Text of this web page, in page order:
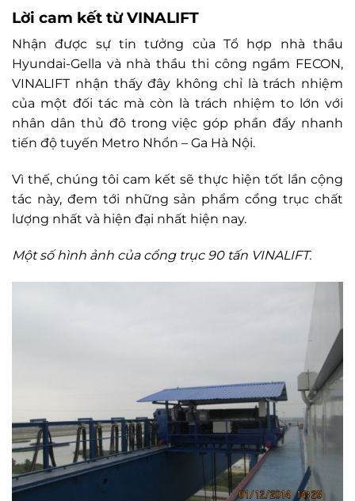
Lời cam kết từ VINALIFT
Nhận được sự tin tưởng của Tổ hợp nhà thầu
Hyundai-Gella và nhà thầu thi công ngầm FECON,
VINALIFT nhận thấy đây không chỉ là trách nhiệm
của một đối tác mà còn là trách nhiệm to lớn với
nhân dân thủ đô trong việc góp phần đẩy nhanh
tiến độ tuyến Metro Nhổn – Ga Hà Nội.
Vì thế, chúng tôi cam kết sẽ thực hiện tốt lần cộng
tác này, đem tới những sản phẩm cổng trục chất
lượng nhất và hiện đại nhất hiện nay.
Một số hình ảnh của cổng trục 90 tấn VINALIFT.